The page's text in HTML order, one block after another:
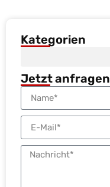
Kategorien
Jetzt anfragen